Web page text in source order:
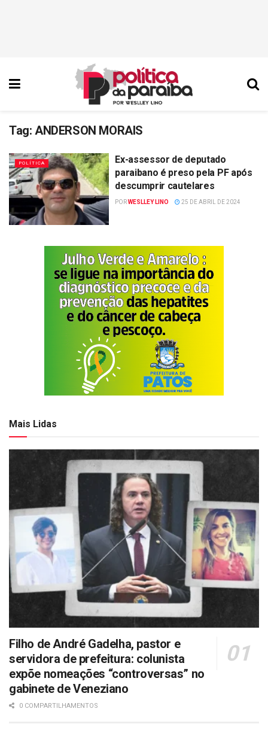
Tag: ANDERSON MORAIS
POLÍTICA
Ex-assessor de deputado
paraibano é preso pela PF após
descumprir cautelares
PORWESLLEY LINO 25 DE ABRIL DE 2024
Mais Lidas
Filho de André Gadelha, pastor e
servidora de prefeitura: colunista
expõe nomeações “controversas” no
gabinete de Veneziano
0 COMPARTILHAMENTOS